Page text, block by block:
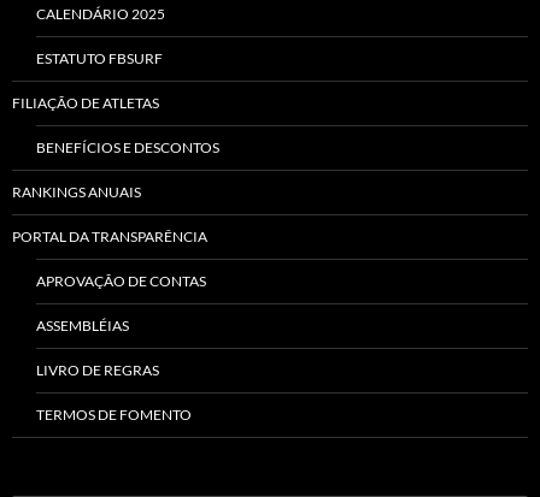
CALENDÁRIO 2025
ESTATUTO FBSURF
FILIAÇÃO DE ATLETAS
BENEFÍCIOS E DESCONTOS
RANKINGS ANUAIS
PORTAL DA TRANSPARÊNCIA
APROVAÇÃO DE CONTAS
ASSEMBLÉIAS
LIVRO DE REGRAS
TERMOS DE FOMENTO